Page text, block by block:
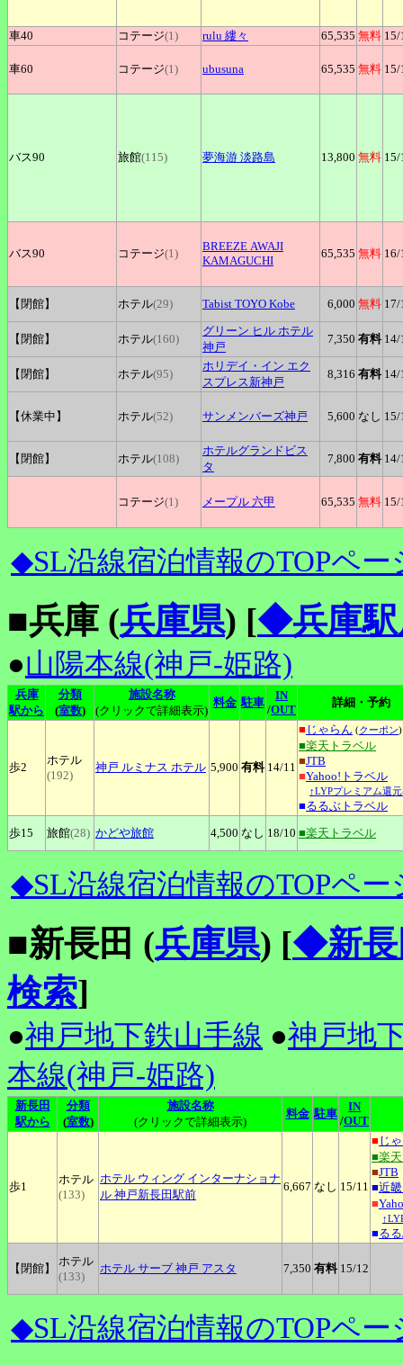
車40 コテージ(1) rulu 縷々 65,535 無料 15/
車60 コテージ(1) ubusuna 65,535 無料 15/
バス90 旅館(115) 夢海游 淡路島 13,800 無料 15/
バス90 コテージ(1)
BREEZE AWAJI
KAMAGUCHI
65,535 無料 16/
【閉館】 ホテル(29) Tabist TOYO Kobe 6,000 無料 17/
【閉館】 ホテル(160)
グリーン ヒル ホテル
神戸
7,350 有料 14/
【閉館】 ホテル(95)
ホリデイ ・イン エク
スプレス新神戸
8,316 有料 14/
【休業中】 ホテル(52) サンメンバーズ神戸 5,600 なし 15/
【閉館】 ホテル(108)
ホテルグランドビス
タ
7,800 有料 14/
コテージ(1) メープル 六甲 65,535 無料 15/
◆SL沿線宿泊情報のTOPペー
■兵庫 (兵庫県) [◆兵庫駅
●山陽本線(神戸-姫路)
兵庫
駅から
分類
(室数)
施設名称
(クリックで詳細表示)
料金 駐車
IN
/OUT
詳細・予約
歩2
ホテル
(192)
神戸 ルミナス ホテル 5,900 有料 14/11
■ じゃらん (クーポン)
■楽天トラベル
■JTB
■Yahoo!トラベル
↑LYPプレミアム還
■るるぶトラベル
歩15
旅館(28) かどや旅館 4,500 なし 18/10 ■楽天トラベル
◆SL沿線宿泊情報のTOPペー
■新長田 (兵庫県) [◆新長
検索]
●神戸地下鉄山手線 ●神戸地
本線(神戸-姫路)
新長田
駅から
分類
(室数)
施設名称
(クリックで詳細表示)
料金 駐車
IN
/OUT
歩1
ホテル
(133)
ホテル ウィング インターナショナ
ル 神戸新長田駅前
6,667 なし 15/11
■ じ
■楽
■JTB
■近
■
■る
【閉館】
ホテル
(133)
ホテル サーブ 神戸 アスタ 7,350 有料 15/12
◆SL沿線宿泊情報のTOPペー